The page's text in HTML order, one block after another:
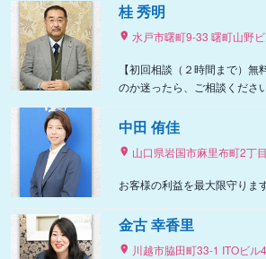
桂 秀明
水戸市曙町9-33 曙町山野
【初回相談（２時間まで）
のか迷ったら、ご相談ください
中田 侑佳
山口県岩国市麻里布町2丁
お客様の利益を最大限守りま
金古 幸香里
川越市脇田町33-1 ITOビル